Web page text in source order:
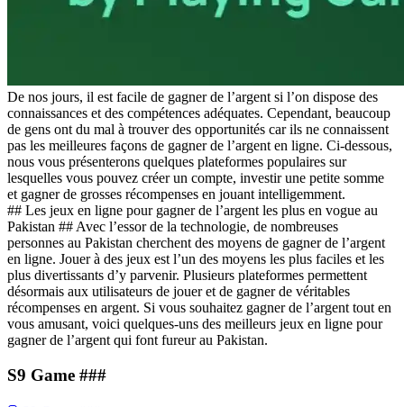
De nos jours, il est facile de gagner de l’argent si l’on dispose des
connaissances et des compétences adéquates. Cependant, beaucoup
de gens ont du mal à trouver des opportunités car ils ne connaissent
pas les meilleures façons de gagner de l’argent en ligne. Ci-dessous,
nous vous présenterons quelques plateformes populaires sur
lesquelles vous pouvez créer un compte, investir une petite somme
et gagner de grosses récompenses en jouant intelligemment.
​​## Les jeux en ligne pour gagner de l’argent les plus en vogue au
Pakistan ​​## Avec l’essor de la technologie, de nombreuses
personnes au Pakistan cherchent des moyens de gagner de l’argent
en ligne. Jouer à des jeux est l’un des moyens les plus faciles et les
plus divertissants d’y parvenir. Plusieurs plateformes permettent
désormais aux utilisateurs de jouer et de gagner de véritables
récompenses en argent. Si vous souhaitez gagner de l’argent tout en
vous amusant, voici quelques-uns des meilleurs jeux en ligne pour
gagner de l’argent qui font fureur au Pakistan.
S9 Game ​​###